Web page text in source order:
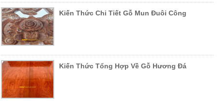
Kiến Thức Chi Tiết Gỗ Mun Đuôi Công
Kiến Thức Tổng Hợp Về Gỗ Hương Đá